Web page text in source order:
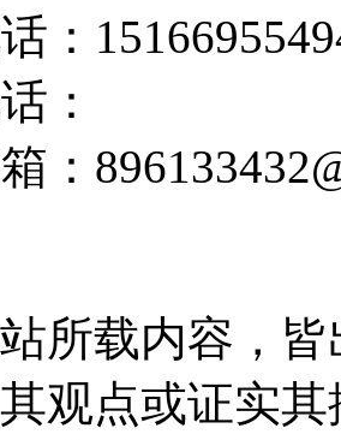
：
：
：
所载内容，
观点或证实其